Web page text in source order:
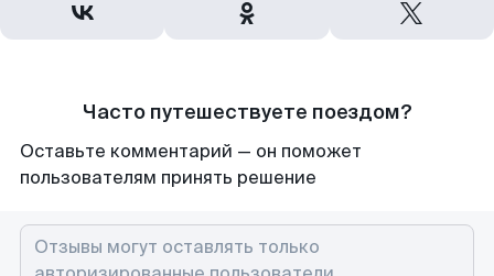
Часто путешествуете поездом?
Оставьте комментарий — он поможет
пользователям принять решение